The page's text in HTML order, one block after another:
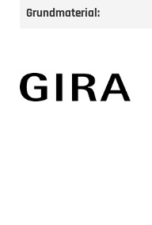
Grundmaterial: